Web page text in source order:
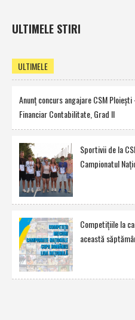
ULTIMELE STIRI
ULTIMELE
Anunţ concurs angajare CSM
Financiar Contabilitate, Grad II
Sportivii de la
Campionatul
Competiţiile la
această